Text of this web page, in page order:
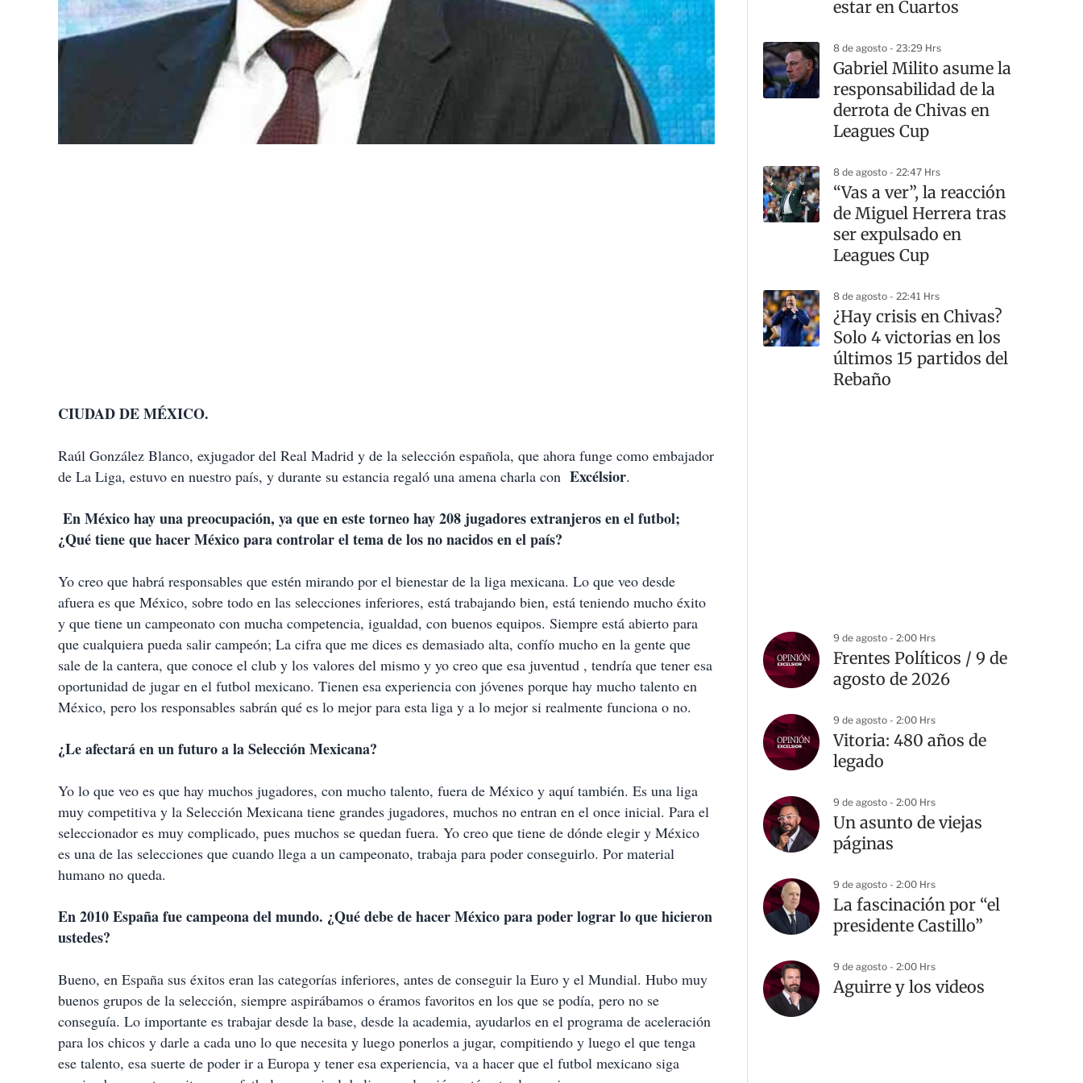
CIUDAD DE MÉXICO.
Raúl González Blanco, exjugador del Real Madrid y de la selección española, que ahora funge como embajador
de La Liga, estuvo en nuestro país, y durante su estancia regaló una amena charla con Excélsior.
En México hay una preocupación, ya que en este torneo hay 208 jugadores extranjeros en el futbol;
¿Qué tiene que hacer México para controlar el tema de los no nacidos en el país?
Yo creo que habrá responsables que estén mirando por el bienestar de la liga mexicana. Lo que veo desde
afuera es que México, sobre todo en las selecciones inferiores, está trabajando bien, está teniendo mucho éxito
y que tiene un campeonato con mucha competencia, igualdad, con buenos equipos. Siempre está abierto para
que cualquiera pueda salir campeón; La cifra que me dices es demasiado alta, confío mucho en la gente que
sale de la cantera, que conoce el club y los valores del mismo y yo creo que esa juventud , tendría que tener esa
oportunidad de jugar en el futbol mexicano. Tienen esa experiencia con jóvenes porque hay mucho talento en
México, pero los responsables sabrán qué es lo mejor para esta liga y a lo mejor si realmente funciona o no.
¿Le afectará en un futuro a la Selección Mexicana?
Yo lo que veo es que hay muchos jugadores, con mucho talento, fuera de México y aquí también. Es una liga
muy competitiva y la Selección Mexicana tiene grandes jugadores, muchos no entran en el once inicial. Para el
seleccionador es muy complicado, pues muchos se quedan fuera. Yo creo que tiene de dónde elegir y México
es una de las selecciones que cuando llega a un campeonato, trabaja para poder conseguirlo. Por material
humano no queda.
En 2010 España fue campeona del mundo. ¿Qué debe de hacer México para poder lograr lo que hicieron
ustedes?
Bueno, en España sus éxitos eran las categorías inferiores, antes de conseguir la Euro y el Mundial. Hubo muy
buenos grupos de la selección, siempre aspirábamos o éramos favoritos en los que se podía, pero no se
conseguía. Lo importante es trabajar desde la base, desde la academia, ayudarlos en el programa de aceleración
para los chicos y darle a cada uno lo que necesita y luego ponerlos a jugar, compitiendo y luego el que tenga
ese talento, esa suerte de poder ir a Europa y tener esa experiencia, va a hacer que el futbol mexicano siga
estar en Cuartos
8 de agosto - 23:29 Hrs
Gabriel Milito asume la
responsabilidad de la
derrota de Chivas en
Leagues Cup
8 de agosto - 22:47 Hrs
“Vas a ver”, la reacción
de Miguel Herrera tras
ser expulsado en
Leagues Cup
8 de agosto - 22:41 Hrs
¿Hay crisis en Chivas?
Solo 4 victorias en los
últimos 15 partidos del
Rebaño
9 de agosto - 2:00 Hrs
Frentes Políticos / 9 de
agosto de 2026
9 de agosto - 2:00 Hrs
Vitoria: 480 años de
legado
9 de agosto - 2:00 Hrs
Un asunto de viejas
páginas
9 de agosto - 2:00 Hrs
La fascinación por “el
presidente Castillo”
9 de agosto - 2:00 Hrs
Aguirre y los videos